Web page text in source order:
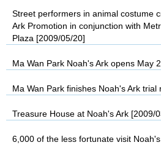
Street performers in animal costume
Ark Promotion in conjunction with
Plaza [2009/05/20]
Ma Wan Park Noah's Ark opens May
Ma Wan Park finishes Noah's Ark trial
Treasure House at Noah's Ark [2009/
6,000 of the less fortunate visit